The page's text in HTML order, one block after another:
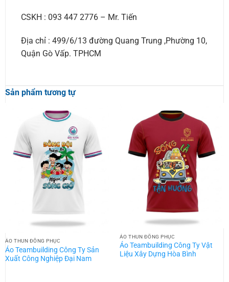
CSKH : 093 447 2776 – Mr. Tiến
Địa chỉ : 499/6/13 đường Quang Trung ,Phường 10,
Quận Gò Vấp. TPHCM
Sản phẩm tương tự
ÁO THUN ĐỒNG PHỤC
Áo Teambuilding Công Ty Sản
Xuất Công Nghiệp Đại Nam
ÁO THUN ĐỒNG PHỤC
Áo Teambuilding Công Ty Vật
Liệu Xây Dựng Hòa Bình